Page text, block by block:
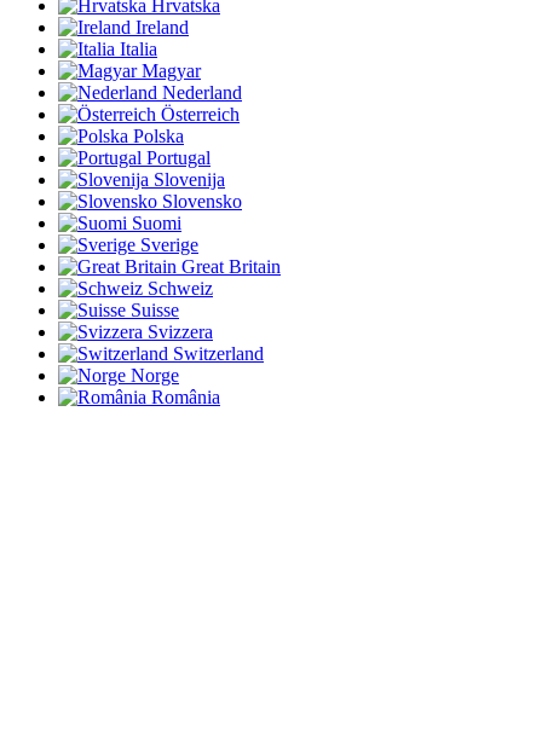
Hrvatska
Ireland
Italia
Magyar
Nederland
Österreich
Polska
Portugal
Slovenija
Slovensko
Suomi
Sverige
Great Britain
Schweiz
Suisse
Svizzera
Switzerland
Norge
România